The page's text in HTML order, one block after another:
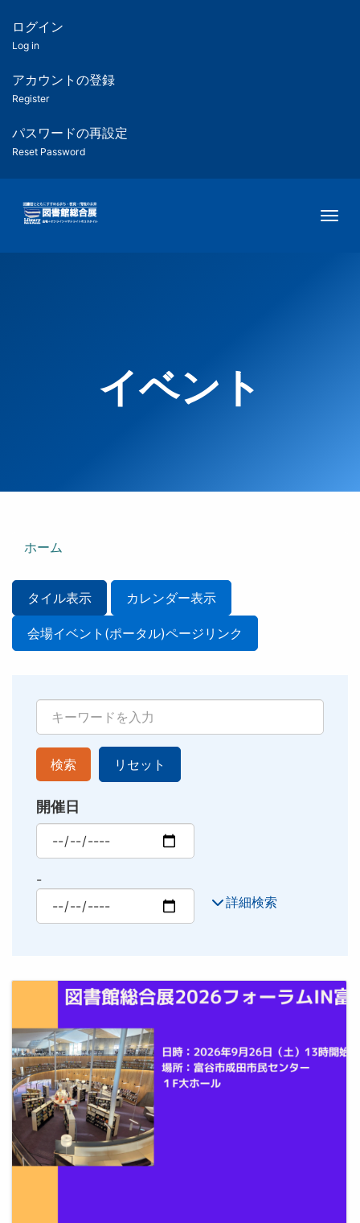
ツ
匿
名
ユ
ー
ー
用
メ
ログイン
Log in
アカウントの登録
Register
パスワードの再設定
Reset Password
イベント
ホーム
タイル表示 カレンダー表示
会場イベント(ポータル)ページリンク
検索 リセット
開催日
-
詳細検索